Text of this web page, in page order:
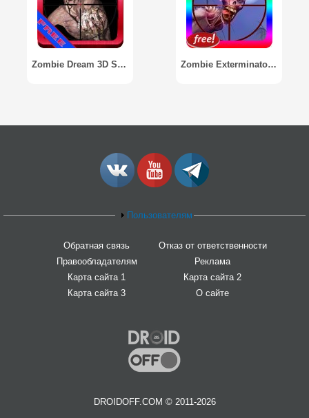
Zombie Dream 3D Shooter Zombie Exterminator 3D Shooter
Пользователям
Обратная связь
Отказ от ответственности
Правообладателям
Реклама
Карта сайта 1
Карта сайта 2
Карта сайта 3
О сайте
DROIDOFF.COM © 2011-2026